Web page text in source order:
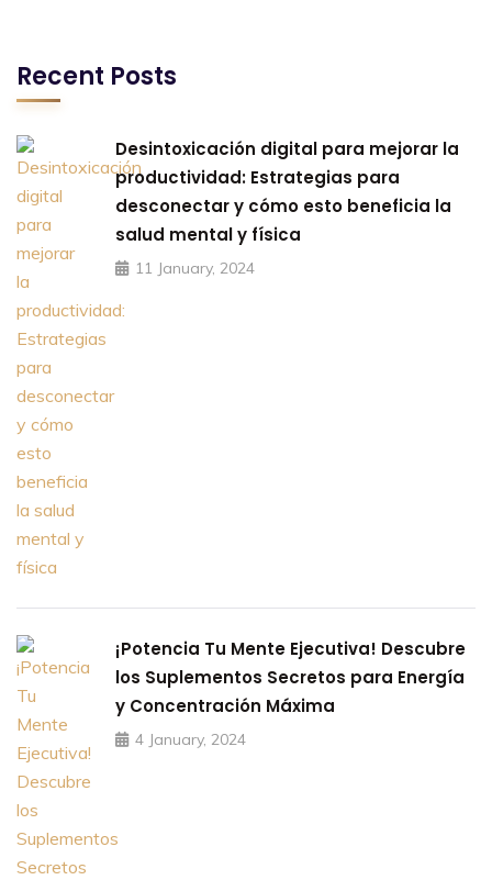
Recent Posts
Desintoxicación digital para mejorar la
productividad: Estrategias para
desconectar y cómo esto beneficia la
salud mental y física
11 January, 2024
¡Potencia Tu Mente Ejecutiva! Descubre
los Suplementos Secretos para Energía
y Concentración Máxima
4 January, 2024